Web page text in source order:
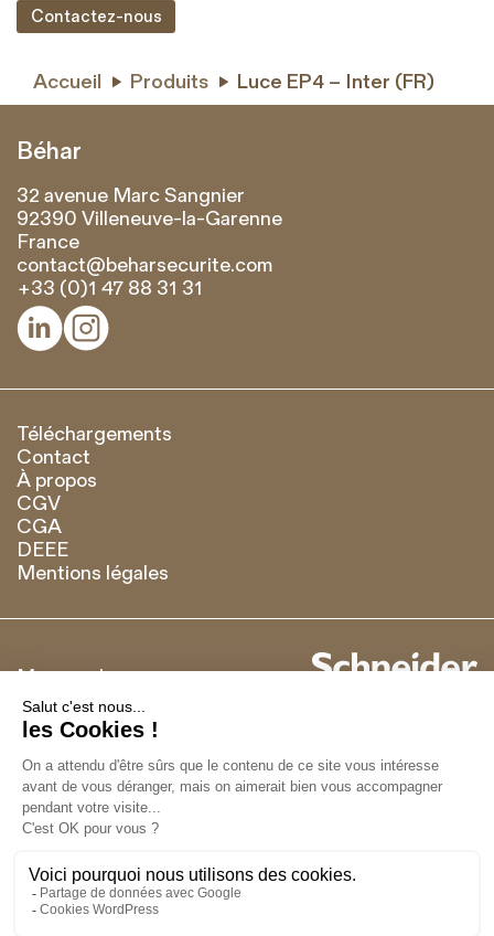
Contactez-nous
Accueil  Produits  Luce EP4 – Inter (FR)
Béhar
32 avenue Marc Sangnier
92390 Villeneuve-la-Garenne
France
contact@beharsecurite.com
+33 (0)1 47 88 31 31

Téléchargements
Contact
À propos
CGV
CGA
DEEE
Mentions légales
Marque de
Français English
Recevoir notre newsletter